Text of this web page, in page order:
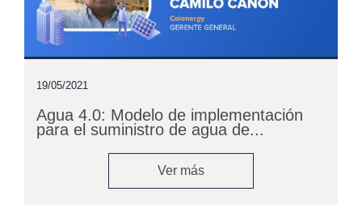
19/05/2021
Agua 4.0: Modelo de implementación
para el suministro de agua de...
Ver más